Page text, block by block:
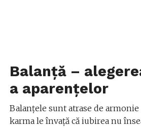
Balanță –
a aparențelor
Balanțele sunt atrase de armonie
karma le învață că iubirea nu